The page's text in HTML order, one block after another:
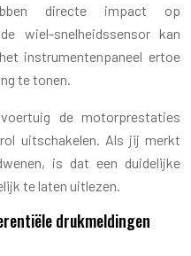
directe impact op
wiel-snelheidssensor kan
instrumentenpaneel ertoe
te tonen.
de motorprestaties
uitschakelen. Als jij merkt
is dat een duidelijke
te laten uitlezen.
drukmeldingen